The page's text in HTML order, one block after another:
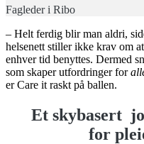
Fagleder i Ribo
– Helt ferdig blir man aldri,
helsenett stiller ikke krav om
enhver tid benyttes. Dermed
som skaper utfordringer for
er Care it raskt på ballen.
Et skybasert
for